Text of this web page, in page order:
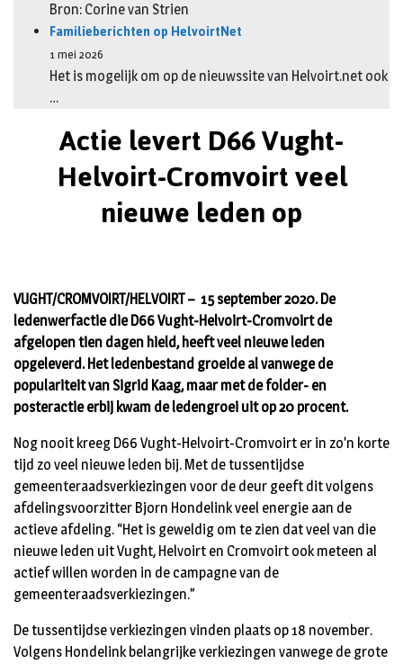
Bron: Corine van Strien
Familieberichten op HelvoirtNet
1 mei 2026
Het is mogelijk om op de nieuwssite van Helvoirt.net ook
…
Actie levert D66 Vught-
Helvoirt-Cromvoirt veel
nieuwe leden op
VUGHT/CROMVOIRT/HELVOIRT – 15 september 2020. De
ledenwerfactie die D66 Vught-Helvoirt-Cromvoirt de
afgelopen tien dagen hield, heeft veel nieuwe leden
opgeleverd. Het ledenbestand groeide al vanwege de
populariteit van Sigrid Kaag, maar met de folder- en
posteractie erbij kwam de ledengroei uit op 20 procent.
Nog nooit kreeg D66 Vught-Helvoirt-Cromvoirt er in zo’n korte
tijd zo veel nieuwe leden bij. Met de tussentijdse
gemeenteraadsverkiezingen voor de deur geeft dit volgens
afdelingsvoorzitter Bjorn Hondelink veel energie aan de
actieve afdeling. “Het is geweldig om te zien dat veel van die
nieuwe leden uit Vught, Helvoirt en Cromvoirt ook meteen al
actief willen worden in de campagne van de
gemeenteraadsverkiezingen.”
De tussentijdse verkiezingen vinden plaats op 18 november.
Volgens Hondelink belangrijke verkiezingen vanwege de grote